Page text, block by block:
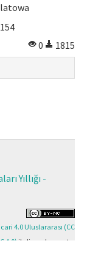
0
1815
Yıllığı -
4.0 Uluslararası (CC
4.0) ile lisanslanmıştır.